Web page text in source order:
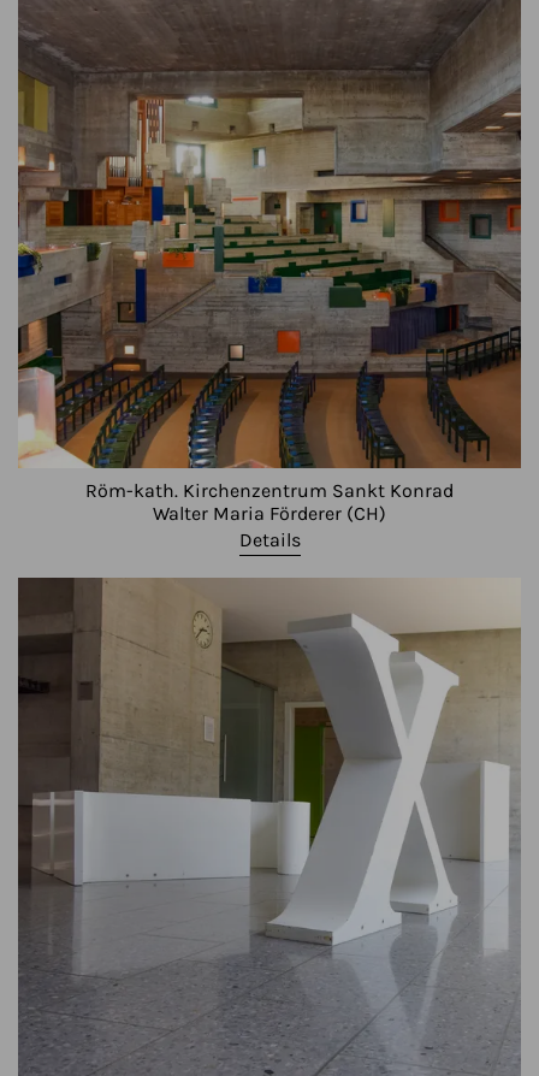
Röm-kath. Kirchenzentrum Sankt Konrad
Walter Maria Förderer (CH)
Details